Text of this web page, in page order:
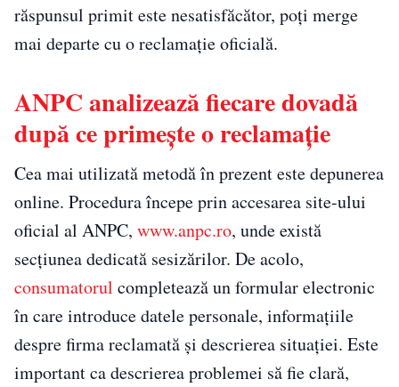
răspunsul primit este nesatisfăcător, poți merge
mai departe cu o reclamație oficială.
ANPC analizează fiecare dovadă
după ce primește o reclamație
Cea mai utilizată metodă în prezent este depunerea
online. Procedura începe prin accesarea site-ului
oficial al ANPC, www.anpc.ro, unde există
secțiunea dedicată sesizărilor. De acolo,
consumatorul completează un formular electronic
în care introduce datele personale, informațiile
despre firma reclamată și descrierea situației. Este
important ca descrierea problemei să fie clară,